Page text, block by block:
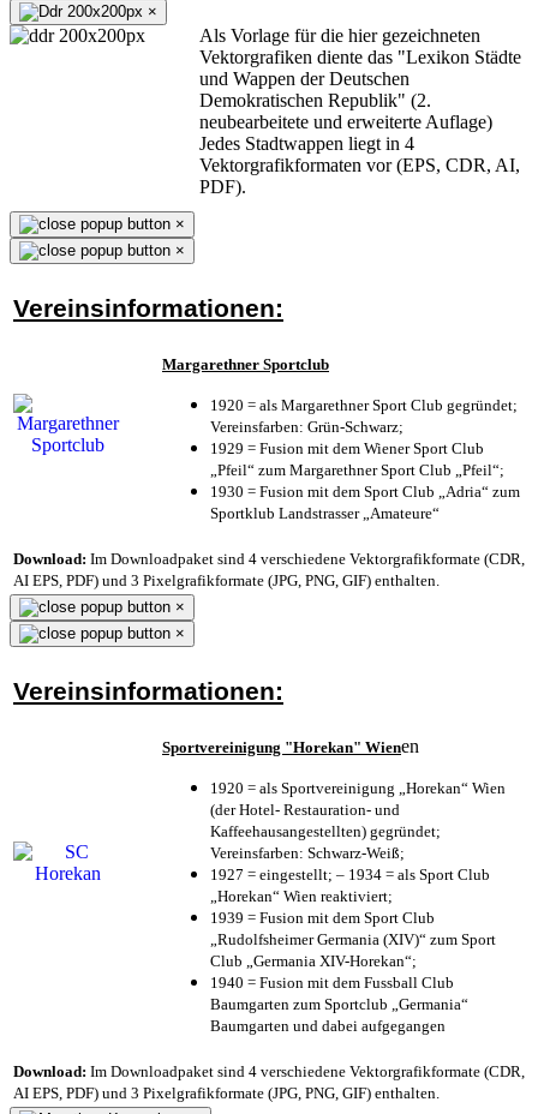
×
Als Vorlage für die hier gezeichneten
Vektorgrafiken diente das "Lexikon Städte
und Wappen der Deutschen
Demokratischen Republik" (2.
neubearbeitete und erweiterte Auflage)
Jedes Stadtwappen liegt in 4
Vektorgrafikformaten vor (EPS, CDR, AI,
PDF).
×
×
Vereinsinformationen:
Margarethner Sportclub
1920 = als Margarethner Sport Club gegründet;
Vereinsfarben: Grün-Schwarz;
1929 = Fusion mit dem Wiener Sport Club
„Pfeil“ zum Margarethner Sport Club „Pfeil“;
1930 = Fusion mit dem Sport Club „Adria“ zum
Sportklub Landstrasser „Amateure“
Download: Im Downloadpaket sind 4 verschiedene Vektorgrafikformate (CDR,
AI EPS, PDF) und 3 Pixelgrafikformate (JPG, PNG, GIF) enthalten.
×
×
Vereinsinformationen:
Sportvereinigung "Horekan" Wienen
1920 = als Sportvereinigung „Horekan“ Wien
(der Hotel- Restauration- und
Kaffeehausangestellten) gegründet;
Vereinsfarben: Schwarz-Weiß;
1927 = eingestellt; – 1934 = als Sport Club
„Horekan“ Wien reaktiviert;
1939 = Fusion mit dem Sport Club
„Rudolfsheimer Germania (XIV)“ zum Sport
Club „Germania XIV-Horekan“;
1940 = Fusion mit dem Fussball Club
Baumgarten zum Sportclub „Germania“
Baumgarten und dabei aufgegangen
Download: Im Downloadpaket sind 4 verschiedene Vektorgrafikformate (CDR,
AI EPS, PDF) und 3 Pixelgrafikformate (JPG, PNG, GIF) enthalten.